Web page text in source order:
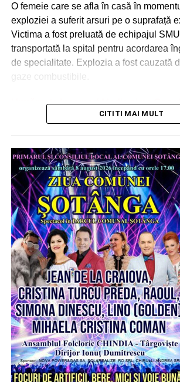
O femeie care se afla în casă în
exploziei a suferit arsuri pe o suprafață
Victima a fost preluată de echipajul
transportată la spital pentru acordarea
de specialitate. Explozia a fost cauzată
gaze combustibile.
Urmărește Incomod Media și pe
CITITI MAI MULT